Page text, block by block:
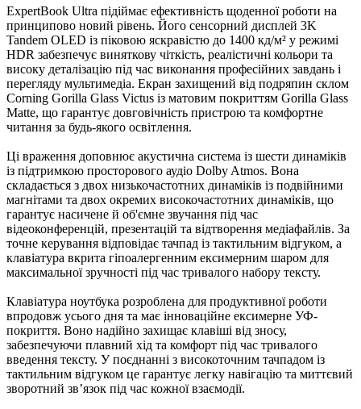
ExpertBook Ultra підіймає ефективність щоденної роботи на
принципово новий рівень. Його сенсорний дисплей 3K
Tandem OLED із піковою яскравістю до 1400 кд/м² у режимі
HDR забезпечує виняткову чіткість, реалістичні кольори та
високу деталізацію під час виконання професійних завдань і
перегляду мультимедіа. Екран захищений від подряпин склом
Corning Gorilla Glass Victus із матовим покриттям Gorilla Glass
Matte, що гарантує довговічність пристрою та комфортне
читання за будь-якого освітлення.
Ці враження доповнює акустична система із шести динаміків
із підтримкою просторового аудіо Dolby Atmos. Вона
складається з двох низькочастотних динаміків із подвійними
магнітами та двох окремих високочастотних динаміків, що
гарантує насичене й об'ємне звучання під час
відеоконференцій, презентацій та відтворення медіафайлів. За
точне керування відповідає тачпад із тактильним відгуком, а
клавіатура вкрита гіпоалергенним ексимерним шаром для
максимальної зручності під час тривалого набору тексту.
Клавіатура ноутбука розроблена для продуктивної роботи
впродовж усього дня та має інноваційне ексимерне УФ-
покриття. Воно надійно захищає клавіші від зносу,
забезпечуючи плавний хід та комфорт під час тривалого
введення тексту. У поєднанні з високоточним тачпадом із
тактильним відгуком це гарантує легку навігацію та миттєвий
зворотний зв’язок під час кожної взаємодії.